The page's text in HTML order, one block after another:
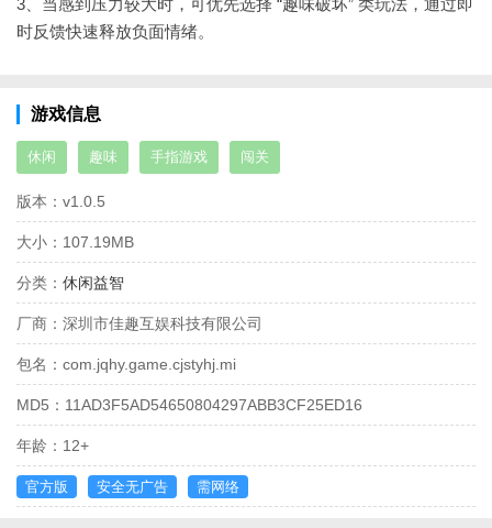
3、当感到压力较大时，可优先选择 “趣味破坏” 类玩法，通过即
时反馈快速释放负面情绪。
游戏信息
休闲 趣味 手指游戏 闯关
版本： v1.0.5
大小： 107.19MB
分类： 休闲益智
厂商： 深圳市佳趣互娱科技有限公司
包名： com.jqhy.game.cjstyhj.mi
MD5： 11AD3F5AD54650804297ABB3CF25ED16
年龄： 12+
官方版 安全无广告 需网络